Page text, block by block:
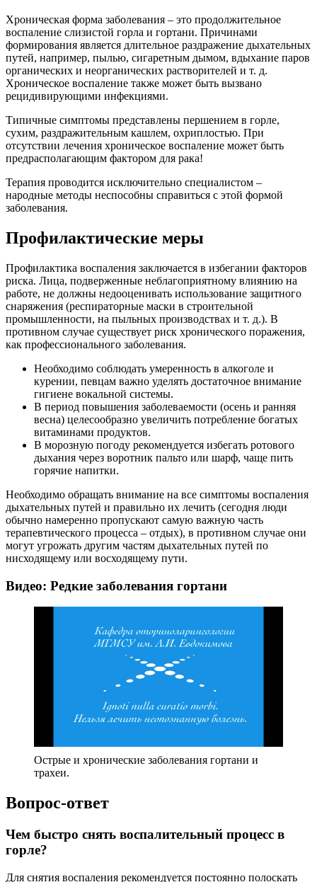
Хроническая форма заболевания – это продолжительное
воспаление слизистой горла и гортани. Причинами
формирования является длительное раздражение дыхательных
путей, например, пылью, сигаретным дымом, вдыхание паров
органических и неорганических растворителей и т. д.
Хроническое воспаление также может быть вызвано
рецидивирующими инфекциями.
Типичные симптомы представлены першением в горле,
сухим, раздражительным кашлем, охриплостью. При
отсутствии лечения хроническое воспаление может быть
предрасполагающим фактором для рака!
Терапия проводится исключительно специалистом –
народные методы неспособны справиться с этой формой
заболевания.
Профилактические меры
Профилактика воспаления заключается в избегании факторов
риска. Лица, подверженные неблагоприятному влиянию на
работе, не должны недооценивать использование защитного
снаряжения (респираторные маски в строительной
промышленности, на пыльных производствах и т. д.). В
противном случае существует риск хронического поражения,
как профессионального заболевания.
Необходимо соблюдать умеренность в алкоголе и
курении, певцам важно уделять достаточное внимание
гигиене вокальной системы.
В период повышения заболеваемости (осень и ранняя
весна) целесообразно увеличить потребление богатых
витаминами продуктов.
В морозную погоду рекомендуется избегать ротового
дыхания через воротник пальто или шарф, чаще пить
горячие напитки.
Необходимо обращать внимание на все симптомы воспаления
дыхательных путей и правильно их лечить (сегодня люди
обычно намеренно пропускают самую важную часть
терапевтического процесса – отдых), в противном случае они
могут угрожать другим частям дыхательных путей по
нисходящему или восходящему пути.
Видео: Редкие заболевания гортани
Острые и хронические заболевания гортани и
трахеи.
Вопрос-ответ
Чем быстро снять воспалительный процесс в
горле?
Для снятия воспаления рекомендуется постоянно полоскать